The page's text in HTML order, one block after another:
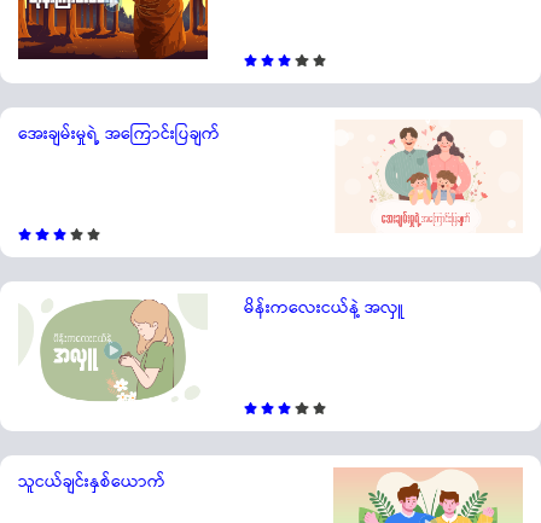
အေးချမ်းမှုရဲ့ အကြောင်းပြချက်
မိန်းကလေးငယ်နဲ့ အလှူ
သူငယ်ချင်းနှစ်ယောက်